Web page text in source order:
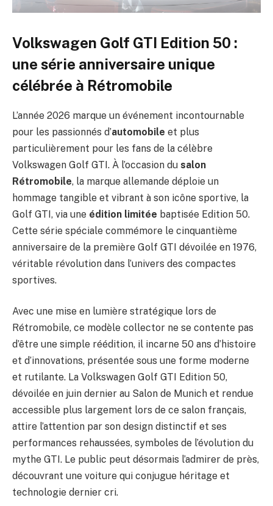
Volkswagen Golf GTI Edition 50 :
une série anniversaire unique
célébrée à Rétromobile
L’année 2026 marque un événement incontournable
pour les passionnés d’automobile et plus
particulièrement pour les fans de la célèbre
Volkswagen Golf GTI. À l’occasion du salon
Rétromobile, la marque allemande déploie un
hommage tangible et vibrant à son icône sportive, la
Golf GTI, via une édition limitée baptisée Edition 50.
Cette série spéciale commémore le cinquantième
anniversaire de la première Golf GTI dévoilée en 1976,
véritable révolution dans l’univers des compactes
sportives.
Avec une mise en lumière stratégique lors de
Rétromobile, ce modèle collector ne se contente pas
d’être une simple réédition, il incarne 50 ans d’histoire
et d’innovations, présentée sous une forme moderne
et rutilante. La Volkswagen Golf GTI Edition 50,
dévoilée en juin dernier au Salon de Munich et rendue
accessible plus largement lors de ce salon français,
attire l’attention par son design distinctif et ses
performances rehaussées, symboles de l’évolution du
mythe GTI. Le public peut désormais l’admirer de près,
découvrant une voiture qui conjugue héritage et
technologie dernier cri.